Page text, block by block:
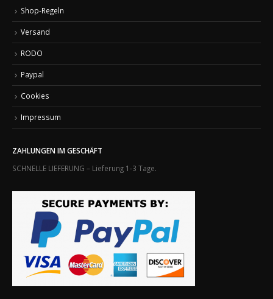
Shop-Regeln
Versand
RODO
Paypal
Cookies
Impressum
ZAHLUNGEN IM GESCHÄFT
SCHNELLE LIEFERUNG – Lieferung 1-3 Tage.